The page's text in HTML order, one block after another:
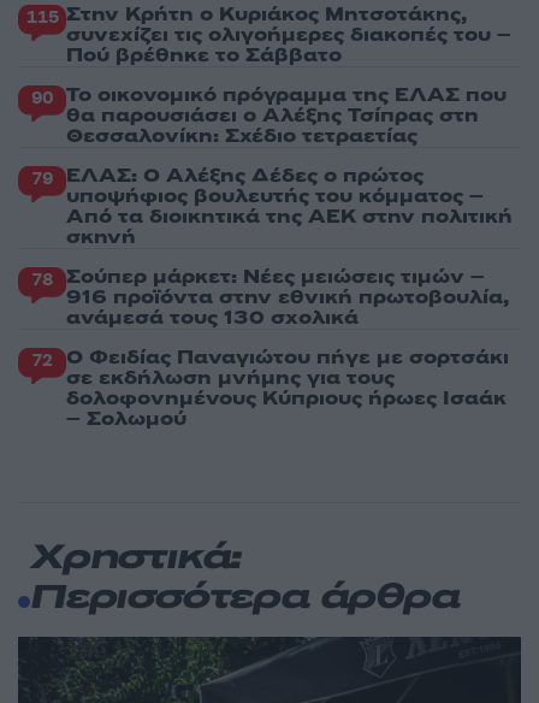
115 Στην Κρήτη ο Κυριάκος Μητσοτάκης,
συνεχίζει τις ολιγοήμερες διακοπές του –
Πού βρέθηκε το Σάββατο
90 Το οικονομικό πρόγραμμα της ΕΛΑΣ που
θα παρουσιάσει ο Αλέξης Τσίπρας στη
Θεσσαλονίκη: Σχέδιο τετραετίας
79 ΕΛΑΣ: Ο Αλέξης Δέδες ο πρώτος
υποψήφιος βουλευτής του κόμματος –
Από τα διοικητικά της ΑΕΚ στην πολιτική
σκηνή
78 Σούπερ μάρκετ: Νέες μειώσεις τιμών –
916 προϊόντα στην εθνική πρωτοβουλία,
ανάμεσά τους 130 σχολικά
72 Ο Φειδίας Παναγιώτου πήγε με σορτσάκι
σε εκδήλωση μνήμης για τους
δολοφονημένους Κύπριους ήρωες Ισαάκ
– Σολωμού
Χρηστικά:
Περισσότερα άρθρα